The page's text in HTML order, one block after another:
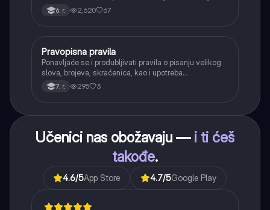
kada se glasovi nađu jedan pored drugog u rečima
(npr. jednačenje suglasnika po zvučnosti i mestu
6. r. 2,620 67
Srpski jezik
Pravopisna pravila
Ponavljaće se i produbljivati pravila o pisanju velikog
slova, brojeva, skraćenica, kao i upotreba
interpunkcije, sa posebnim fokusom na zarez u
složenoj rečenici.
7. r. 295 3
Učenici nas obožavaju — i ti ćeš
takođe.
4.6/5App Store 4.7/5Google Play